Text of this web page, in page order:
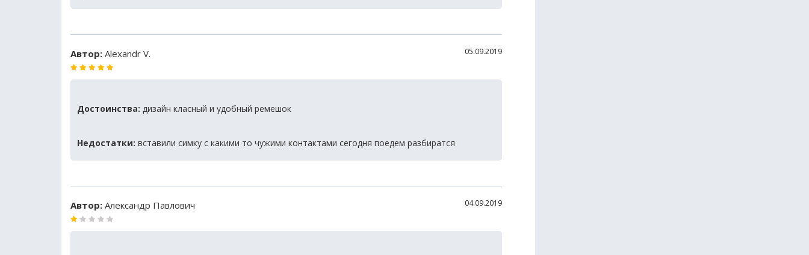
Автор: Alexandr V. 05.09.2019
Достоинства: дизайн класный и удобный ремешок
Недостатки: вставили симку с какими то чужими контактами сегодня поедем разбиратся
Автор: Александр Павлович 04.09.2019